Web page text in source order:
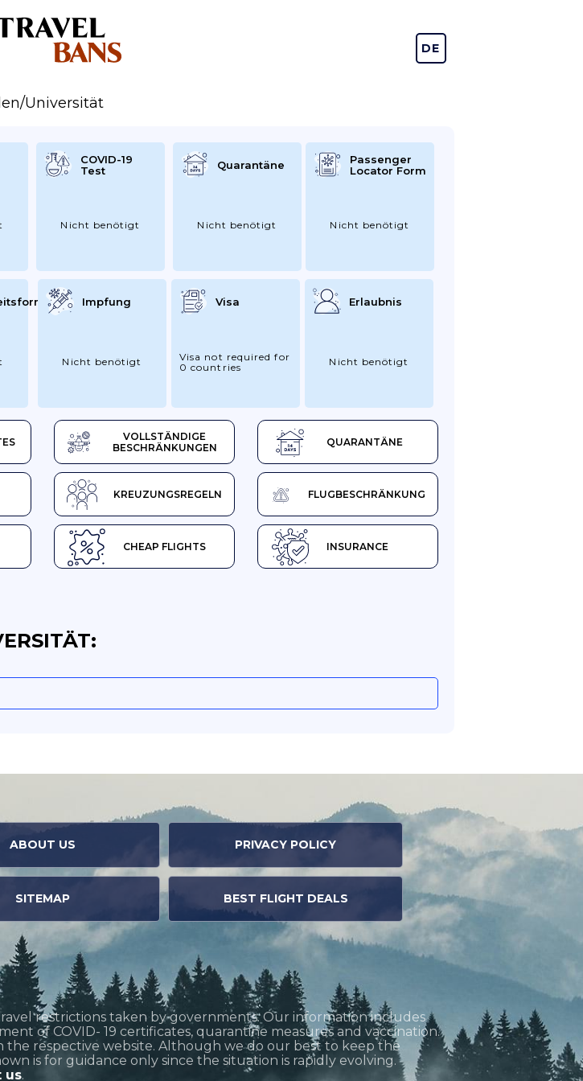
DE
Universität
VOLLSTÄNDIGE
BESCHRÄNKUNGEN
QUARANTÄNE
KREUZUNGSREGELN FLUGBESCHRÄNKUNG
CHEAP FLIGHTS INSURANCE
COVID-19
Test
Nicht benötigt
Quarantäne
Nicht benötigt
Passenger
Locator Form
Nicht benötigt
Impfung
Nicht benötigt
Visa
Visa not required for
0 countries
Erlaubnis
Nicht benötigt
ABOUT US PRIVACY POLICY
SITEMAP BEST FLIGHT DEALS
restrictions taken by governments. Our information includes
of COVID- 19 certificates, quarantine measures and vaccination.
the respective website. Although we do our best to keep the
is for guidance only since the situation is rapidly evolving.
us.